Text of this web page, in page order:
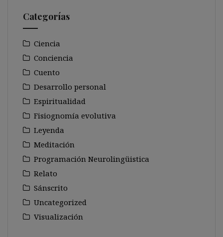
Categorías
Ciencia
Conciencia
Cuento
Desarrollo personal
Espiritualidad
Fisiognomía evolutiva
Leyenda
Meditación
Programación Neurolingüistica
Relato
Sánscrito
Uncategorized
Visualización